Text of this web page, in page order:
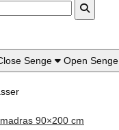
Senge Open Senge
90×200 cm